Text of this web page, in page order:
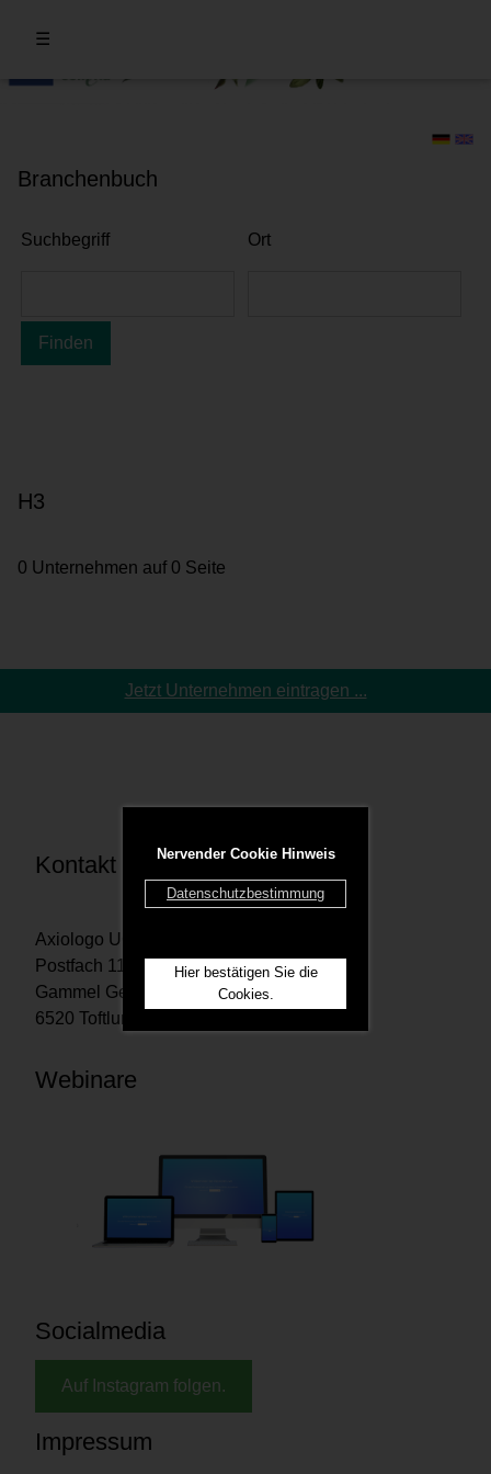
Nervender Cookie Hinweis
Datenschutzbestimmung
Hier bestätigen Sie die
Cookies.
☰
Branchenbuch
Suchbegriff Ort
H3
0 Unternehmen auf 0 Seite
Jetzt Unternehmen eintragen ...
Kontakt
Axiologo UG
Postfach 1167 29201 Celle
Gammel Geestrupvej 2
6520 Toftlund Denmark
Webinare
Socialmedia
Auf Instagram folgen.
Impressum